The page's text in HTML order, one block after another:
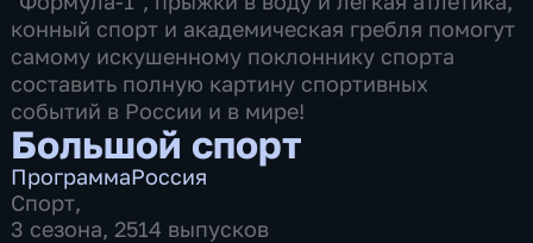
конный спорт и академическая гребля помогут
самому искушенному поклоннику спорта
составить полную картину спортивных
событий в России и в мире!
Большой спорт
ПрограммаРоссия
Спорт,
3 сезона, 2514 выпусков